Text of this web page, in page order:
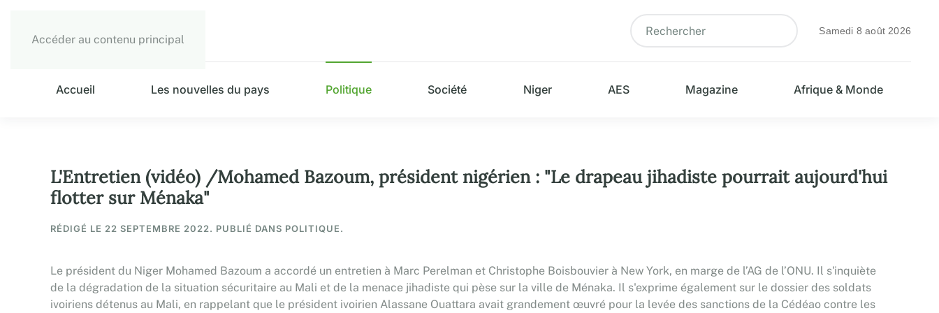
Accéder au contenu principal
Samedi 8 août 2026
Accueil Les nouvelles du pays Politique Société Niger AES Magazine Afrique & Monde
L'Entretien (vidéo) /Mohamed Bazoum, président nigérien : "Le drapeau jihadiste pourrait aujourd'hui
flotter sur Ménaka"
RÉDIGÉ LE 22 SEPTEMBRE 2022. PUBLIÉ DANS POLITIQUE.
Le président du Niger Mohamed Bazoum a accordé un entretien à Marc Perelman et Christophe Boisbouvier à New York, en marge de l’AG de l’ONU. Il s'inquiète
de la dégradation de la situation sécuritaire au Mali et de la menace jihadiste qui pèse sur la ville de Ménaka. Il s'exprime également sur le dossier des soldats
ivoiriens détenus au Mali, en rappelant que le président ivoirien Alassane Ouattara avait grandement œuvré pour la levée des sanctions de la Cédéao contre les